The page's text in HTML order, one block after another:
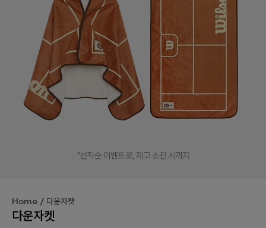
Home / 다운자켓
다운자켓